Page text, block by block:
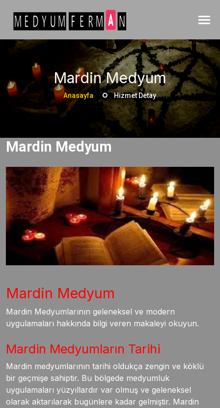
Mardin Medyum
Anasayfa Hizmet Detay
Mardin Medyum
Mardin Medyum
Mardin Medyumlarının geleneksel ve modern
uygulamaları hakkında bilgi veren makaleyi okuyun.
Mardin Medyumların Tarihi
Mardin medyumlarının tarihi oldukça zengin ve köklü
bir geçmişe sahiptir. Bu bölgede medyumluk
uygulamaları yüzyıllardır var olmuş ve geleneksel
olarak aktarılarak bugünlere kadar gelmiştir. Mardin